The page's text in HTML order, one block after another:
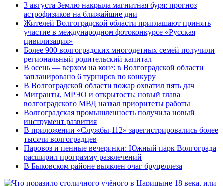
3 августа Землю накрыла магнитная буря: прогноз
астрофизиков на ближайшие дни
Жителей Волгоградской области приглашают принять
участие в международном фотоконкурсе «Русская
цивилизация»
Более 900 волгоградских многодетных семей получили
региональный родительский капитал
В осень — верхом на коне: в Волгоградской области
запланировано 6 турниров по конкуру
В Волгоградской области пожар охватил пять дач
Мигранты, МРЭО и открытость: новый глава
волгоградского МВД назвал приоритеты работы
Волгоградская промышленность получила новый
инструмент развития
В приложении «Службы-112» зарегистрировались более
тысячи волгоградцев
Паровоз и пенные вечеринки: Южный парк Волгограда
расширил программу развлечений
В Быковском районе выявлен очаг бруцеллеза